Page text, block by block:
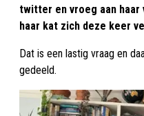
twitter en vroeg aan
haar kat zich deze keer
Dat is een lastig vraag en
gedeeld.